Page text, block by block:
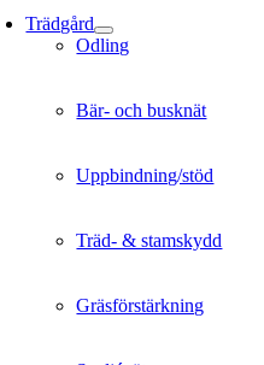
Trädgård
Odling
Bär- och busknät
Uppbindning/stöd
Träd- & stamskydd
Gräsförstärkning